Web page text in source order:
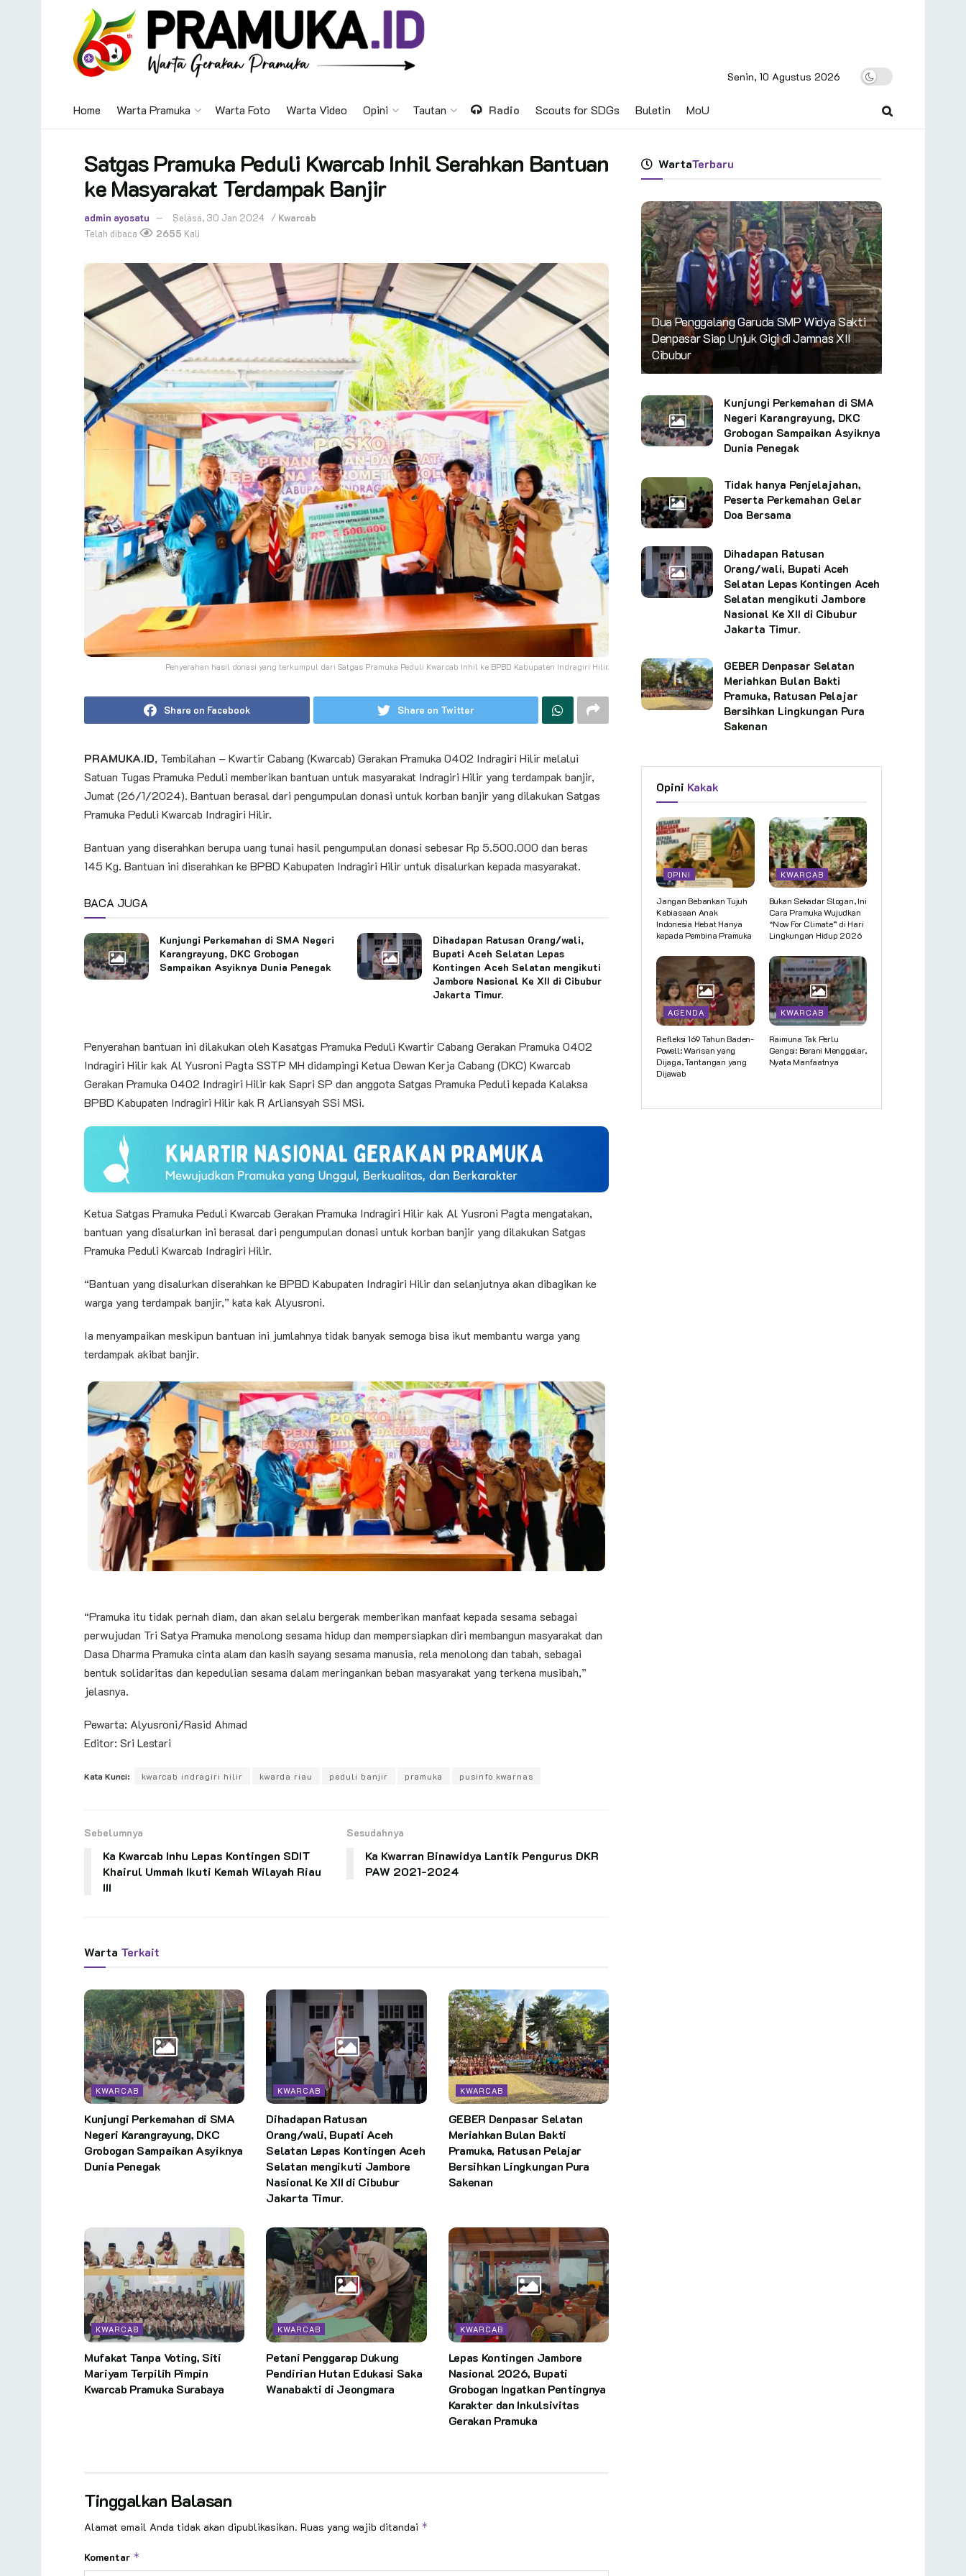
Senin, 10 Agustus 2026
Home Warta Pramuka Warta Foto Warta Video Opini Tautan Radio Scouts for SDGs Buletin MoU
Satgas Pramuka Peduli Kwarcab Inhil Serahkan Bantuan
ke Masyarakat Terdampak Banjir
admin ayosatu Selasa, 30 Jan 2024 / Kwarcab
Telah dibaca
2655 Kali
Penyerahan hasil donasi yang terkumpul dari Satgas Pramuka Peduli Kwarcab Inhil ke BPBD Kabupaten Indragiri Hilir.
Share on Facebook Share on Twitter
PRAMUKA.ID, Tembilahan – Kwartir Cabang (Kwarcab) Gerakan Pramuka 0402 Indragiri Hilir melalui
Satuan Tugas Pramuka Peduli memberikan bantuan untuk masyarakat Indragiri Hilir yang terdampak banjir,
Jumat (26/1/2024). Bantuan berasal dari pengumpulan donasi untuk korban banjir yang dilakukan Satgas
Pramuka Peduli Kwarcab Indragiri Hilir.
Bantuan yang diserahkan berupa uang tunai hasil pengumpulan donasi sebesar Rp 5.500.000 dan beras
145 Kg. Bantuan ini diserahkan ke BPBD Kabupaten Indragiri Hilir untuk disalurkan kepada masyarakat.
BACA JUGA
Kunjungi Perkemahan di SMA Negeri
Karangrayung, DKC Grobogan
Sampaikan Asyiknya Dunia Penegak
Dihadapan Ratusan Orang/wali,
Bupati Aceh Selatan Lepas
Kontingen Aceh Selatan mengikuti
Jambore Nasional Ke XII di Cibubur
Jakarta Timur.
Penyerahan bantuan ini dilakukan oleh Kasatgas Pramuka Peduli Kwartir Cabang Gerakan Pramuka 0402
Indragiri Hilir kak Al Yusroni Pagta SSTP MH didampingi Ketua Dewan Kerja Cabang (DKC) Kwarcab
Gerakan Pramuka 0402 Indragiri Hilir kak Sapri SP dan anggota Satgas Pramuka Peduli kepada Kalaksa
BPBD Kabupaten Indragiri Hilir kak R Arliansyah SSi MSi.
Ketua Satgas Pramuka Peduli Kwarcab Gerakan Pramuka Indragiri Hilir kak Al Yusroni Pagta mengatakan,
bantuan yang disalurkan ini berasal dari pengumpulan donasi untuk korban banjir yang dilakukan Satgas
Pramuka Peduli Kwarcab Indragiri Hilir.
“Bantuan yang disalurkan diserahkan ke BPBD Kabupaten Indragiri Hilir dan selanjutnya akan dibagikan ke
warga yang terdampak banjir,” kata kak Alyusroni.
Ia menyampaikan meskipun bantuan ini jumlahnya tidak banyak semoga bisa ikut membantu warga yang
terdampak akibat banjir.
“Pramuka itu tidak pernah diam, dan akan selalu bergerak memberikan manfaat kepada sesama sebagai
perwujudan Tri Satya Pramuka menolong sesama hidup dan mempersiapkan diri membangun masyarakat dan
Dasa Dharma Pramuka cinta alam dan kasih sayang sesama manusia, rela menolong dan tabah, sebagai
bentuk solidaritas dan kepedulian sesama dalam meringankan beban masyarakat yang terkena musibah,”
jelasnya.
Pewarta: Alyusroni/Rasid Ahmad
Editor: Sri Lestari
Kata Kunci: kwarcab indragiri hilir kwarda riau peduli banjir pramuka pusinfo kwarnas
Sebelumnya
Ka Kwarcab Inhu Lepas Kontingen SDIT
Khairul Ummah Ikuti Kemah Wilayah Riau
III
Sesudahnya
Ka Kwarran Binawidya Lantik Pengurus DKR
PAW 2021-2024
Warta Terkait
KWARCAB
Kunjungi Perkemahan di SMA
Negeri Karangrayung, DKC
Grobogan Sampaikan Asyiknya
Dunia Penegak
KWARCAB
Dihadapan Ratusan
Orang/wali, Bupati Aceh
Selatan Lepas Kontingen Aceh
Selatan mengikuti Jambore
Nasional Ke XII di Cibubur
Jakarta Timur.
KWARCAB
GEBER Denpasar Selatan
Meriahkan Bulan Bakti
Pramuka, Ratusan Pelajar
Bersihkan Lingkungan Pura
Sakenan
KWARCAB
Mufakat Tanpa Voting, Siti
Mariyam Terpilih Pimpin
Kwarcab Pramuka Surabaya
KWARCAB
Petani Penggarap Dukung
Pendirian Hutan Edukasi Saka
Wanabakti di Jeongmara
KWARCAB
Lepas Kontingen Jambore
Nasional 2026, Bupati
Grobogan Ingatkan Pentingnya
Karakter dan Inkulsivitas
Gerakan Pramuka
Tinggalkan Balasan
Alamat email Anda tidak akan dipublikasikan. Ruas yang wajib ditandai *
Komentar *
WartaTerbaru
Dua Penggalang Garuda SMP Widya Sakti
Denpasar Siap Unjuk Gigi di Jamnas XII
Cibubur
Kunjungi Perkemahan di SMA
Negeri Karangrayung, DKC
Grobogan Sampaikan Asyiknya
Dunia Penegak
Tidak hanya Penjelajahan,
Peserta Perkemahan Gelar
Doa Bersama
Dihadapan Ratusan
Orang/wali, Bupati Aceh
Selatan Lepas Kontingen Aceh
Selatan mengikuti Jambore
Nasional Ke XII di Cibubur
Jakarta Timur.
GEBER Denpasar Selatan
Meriahkan Bulan Bakti
Pramuka, Ratusan Pelajar
Bersihkan Lingkungan Pura
Sakenan
Opini Kakak
OPINI
Jangan Bebankan Tujuh
Kebiasaan Anak
Indonesia Hebat Hanya
kepada Pembina Pramuka
KWARCAB
Bukan Sekadar Slogan, Ini
Cara Pramuka Wujudkan
“Now For Climate” di Hari
Lingkungan Hidup 2026
AGENDA
Refleksi 169 Tahun Baden-
Powell: Warisan yang
Dijaga, Tantangan yang
Dijawab
KWARCAB
Raimuna Tak Perlu
Gengsi: Berani Menggelar,
Nyata Manfaatnya